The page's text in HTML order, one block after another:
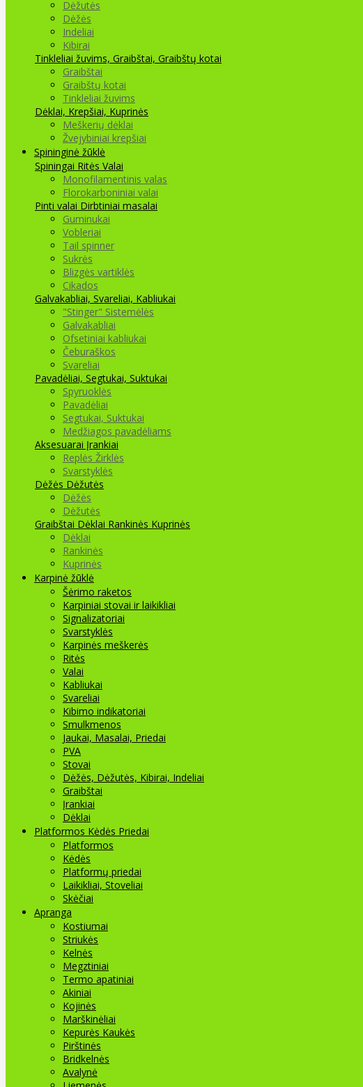
Dėžutės
Dėžės
Indeliai
Kibirai
Tinkleliai žuvims, Graibštai, Graibštų kotai
Graibštai
Graibštų kotai
Tinkleliai žuvims
Dėklai, Krepšiai, Kuprinės
Meškerių dėklai
Žvejybiniai krepšiai
Spininginė žūklė
Spiningai Ritės Valai
Monofilamentinis valas
Florokarboniniai valai
Pinti valai Dirbtiniai masalai
Guminukai
Vobleriai
Tail spinner
Sukrės
Blizgės vartiklės
Cikados
Galvakabliai, Svareliai, Kabliukai
"Stinger" Sistemėlės
Galvakabliai
Ofsetiniai kabliukai
Čeburaškos
Svareliai
Pavadėliai, Segtukai, Suktukai
Spyruoklės
Pavadėliai
Segtukai, Suktukai
Medžiagos pavadėliams
Aksesuarai Įrankiai
Replės Žirklės
Svarstyklės
Dėžės Dėžutės
Dėžės
Dėžutės
Graibštai Dėklai Rankinės Kuprinės
Dėklai
Rankinės
Kuprinės
Karpinė žūklė
Šėrimo raketos
Karpiniai stovai ir laikikliai
Signalizatoriai
Svarstyklės
Karpinės meškerės
Ritės
Valai
Kabliukai
Svareliai
Kibimo indikatoriai
Smulkmenos
Jaukai, Masalai, Priedai
PVA
Stovai
Dėžės, Dėžutės, Kibirai, Indeliai
Graibštai
Įrankiai
Dėklai
Platformos Kėdės Priedai
Platformos
Kėdės
Platformų priedai
Laikikliai, Stoveliai
Skėčiai
Apranga
Kostiumai
Striukės
Kelnės
Megztiniai
Termo apatiniai
Akiniai
Kojinės
Marškinėliai
Kepurės Kaukės
Pirštinės
Bridkelnės
Avalynė